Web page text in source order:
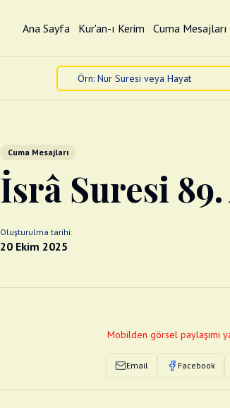
Ana Sayfa Kur'an-ı Kerim Cuma Mesajları
Cuma Mesajları
İsrâ Suresi
Oluşturulma tarihi:
20 Ekim 2025
Mobilden görsel paylaşımı
Email Facebook